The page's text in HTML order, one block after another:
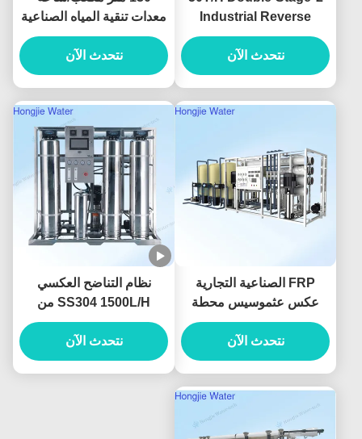
Industrial Reverse
Osmosis Water System
Produced For Ultrapure
Water
نتحدث الآن
معدات تنقية المياه الصناعية
بالتناضح العكسي على نطاق
نتحدث الآن
FRP الصناعية التجارية
عكس عثموسيس محطة
معالجة المياه قابلة
للتخصيص
نتحدث الآن
نظام التناضح العكسي
SS304 1500L/H من
الفولاذ المقاوم للصدأ لتنقية
مياه الأطعمة والمشروبات
نتحدث الآن